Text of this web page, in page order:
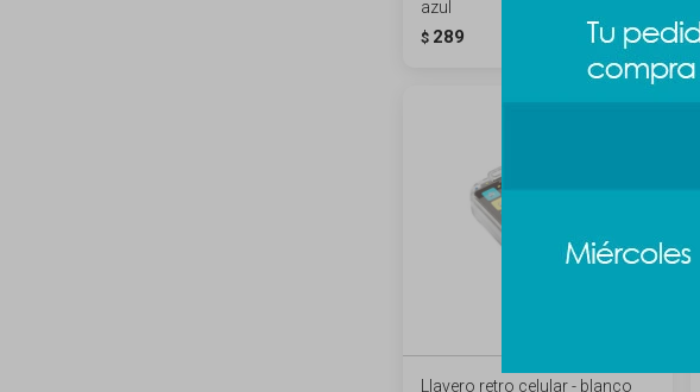
azul
$ 289
Llavero retro celular - blanco